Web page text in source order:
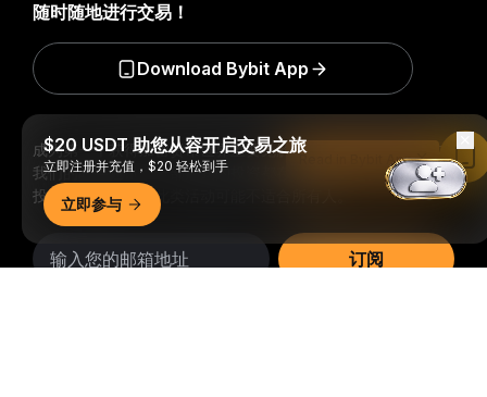
成为第一个获得加密货币世界重要见解和分析的人：立即申购
我们的时事通讯。全部形式的投资都存在风险，包括损失所有
投资金额的风险。此类活动可能不适合所有人。
订阅
随时随地进行交易！
Download Bybit App
$20 USDT 助您从容开启交易之旅
立即注册并充值，$20 轻松到手
立即参与
Read in Bybit App